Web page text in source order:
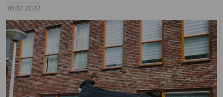
18.02.2022
Image